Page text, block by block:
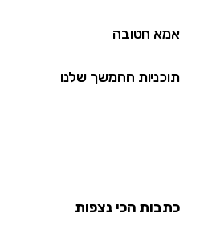
אמא חטובה
תוכניות ההמשך שלנו
כתבות הכי נצפות